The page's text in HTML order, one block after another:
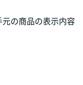
元の商品の表示内容